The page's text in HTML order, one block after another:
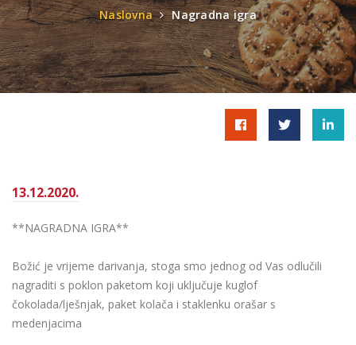
Naslovna Nagradna igra
13.12.2020.
**NAGRADNA IGRA**
Božić je vrijeme darivanja, stoga smo jednog od Vas odlučili
nagraditi s poklon paketom koji uključuje kuglof
čokolada/lješnjak, paket kolača i staklenku orašar s
medenjacima